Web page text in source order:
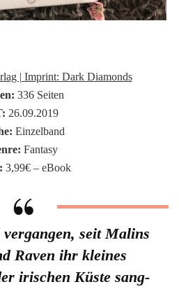
| Imprint: Dark Diamonds
336 Seiten
26.09.2019
Einzelband
Fantasy
3,99€ – eBook
seit Malins
Raven ihr kleines
irischen Küste sang-